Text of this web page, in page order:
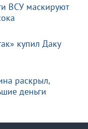
ВСУ маскируют
купил Даку
раскрыл,
деньги